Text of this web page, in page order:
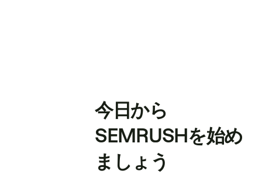
今日から
SEMRUSHを始め
ましょう